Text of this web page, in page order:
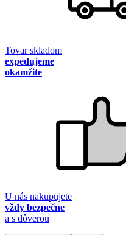
Tovar skladom
expedujeme
okamžite
U nás nakupujete
vždy bezpečne
a s dôverou